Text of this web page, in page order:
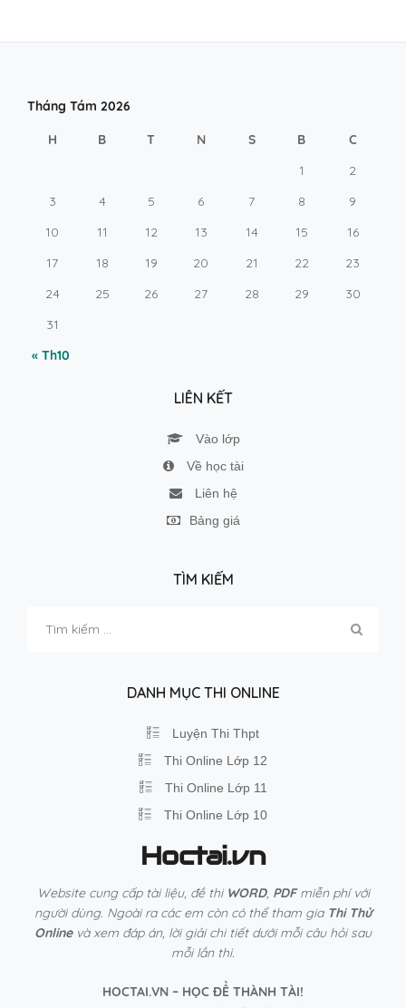
Tháng Tám 2026
H B T N S B C
« Th10
1
2
3
4 5 6 7 8
9
10
11 12 13 14 15
16
17
18 19 20 21 22
23
24
25 26 27 28 29
30
31
LIÊN KẾT
Vào lớp
Về học tài
Liên hệ
Bảng giá
TÌM KIẾM
kiếm
DANH MỤC THI ONLINE
Luyện Thi Thpt
Thi Online Lớp 12
Thi Online Lớp 11
Thi Online Lớp 10
Hoctai.vn
Website cung cấp tài liệu, đề thi WORD, PDFmiễn phí với
người dùng. Ngoài ra các em còn có thể tham gia Thi Thử
Onlinevà xem đáp án, lời giải chi tiết dưới mỗi câu hỏi sau
mỗi lần thi.
HOCTAI.VN – HỌC ĐỂ THÀNH TÀI!